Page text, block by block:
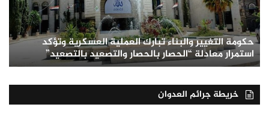
حكومة التغيير والبناء تبارك العملية العسكرية وتؤكد
استمرار معادلة “الحصار بالحصار والتصعيد بالتصعيد”
خريطة جرائم العدوان